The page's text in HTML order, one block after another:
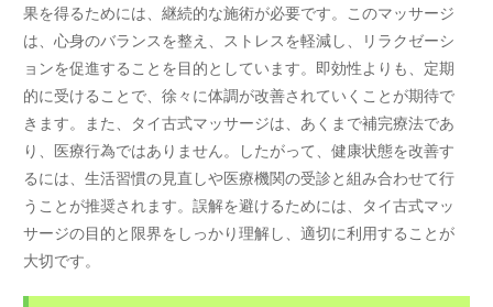
果を得るためには、継続的な施術が必要です。このマッサージ
は、心身のバランスを整え、ストレスを軽減し、リラクゼーシ
ョンを促進することを目的としています。即効性よりも、定期
的に受けることで、徐々に体調が改善されていくことが期待で
きます。また、タイ古式マッサージは、あくまで補完療法であ
り、医療行為ではありません。したがって、健康状態を改善す
るには、生活習慣の見直しや医療機関の受診と組み合わせて行
うことが推奨されます。誤解を避けるためには、タイ古式マッ
サージの目的と限界をしっかり理解し、適切に利用することが
大切です。